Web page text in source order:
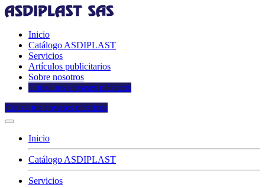
Inicio
Catálogo ASDIPLAST
Servicios
Artículos publicitarios
Sobre nosotros
Cotiza tus envases plásticos
Cotiza tus envases plásticos
Inicio
Catálogo ASDIPLAST
Servicios